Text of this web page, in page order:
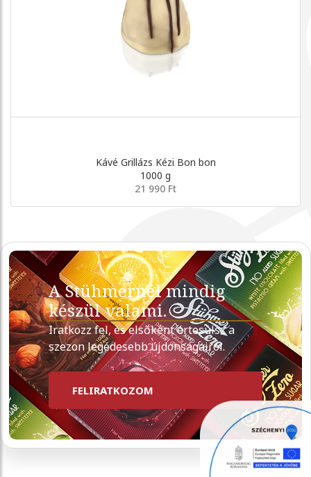
Kávé Grillázs Kézi Bon bon
1000 g
21 990 Ft
A Stühmernél mindig
készül valami.
Iratkozz fel, és elsőként értesülsz a
szezon legédesebb újdonságairól.
FELIRATKOZOM